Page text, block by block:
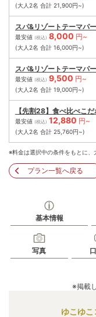
(大人2名 合計 21,900円~)
スパ&リゾートテーマパ
最安値 (税込) 8,000 円~
(大人2名 合計 16,000円~)
スパ&リゾートテーマパ
最安値 (税込) 9,500 円~
(大人2名 合計 19,000円~)
【先割28】食べ比べこ
最安値 (税込) 12,880 円~
(大人2名 合計 25,760円~)
※料金は選択中の条件をもとに、
プラン一覧へ戻る
基本情報
写真
※掲載
ゆこゆ